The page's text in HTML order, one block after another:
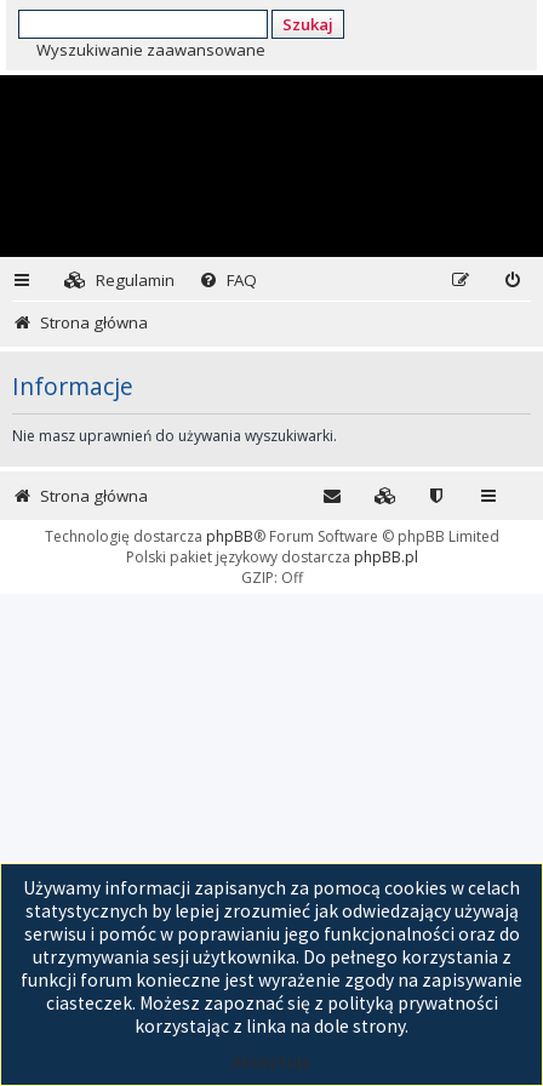
Szukaj
Wyszukiwanie zaawansowane
Regulamin
FAQ
Strona główna
Informacje
Nie masz uprawnień do używania wyszukiwarki.
Używamy informacji zapisanych za pomocą cookies w celach
statystycznych by lepiej zrozumieć jak odwiedzający używają
serwisu i pomóc w poprawianiu jego funkcjonalności oraz do
utrzymywania sesji użytkownika. Do pełnego korzystania z
funkcji forum konieczne jest wyrażenie zgody na zapisywanie
ciasteczek. Możesz zapoznać się z polityką prywatności
korzystając z linka na dole strony.
Akceptuję
Strona główna
Technologię dostarcza phpBB® Forum Software © phpBB Limited
Polski pakiet językowy dostarcza phpBB.pl
GZIP: Off